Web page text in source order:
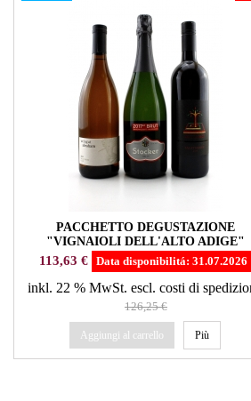
PACCHETTO DEGUSTAZIONE
"VIGNAIOLI DELL'ALTO ADIGE"
SPECIALI
Prezzo
113,63 € Data disponibilitá: 31.07.2026
inkl. 22 % MwSt. escl. costi di
126,25 €
Aggiungi al carrello Più